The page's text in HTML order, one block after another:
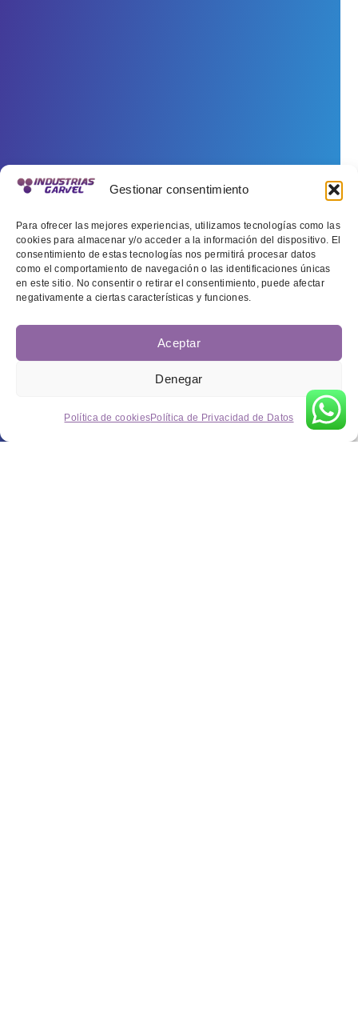
Gestionar consentimiento
Para ofrecer las mejores experiencias, utilizamos tecnologías como las
cookies para almacenar y/o acceder a la información del dispositivo. El
consentimiento de estas tecnologías nos permitirá procesar datos
como el comportamiento de navegación o las identificaciones únicas
en este sitio. No consentir o retirar el consentimiento, puede afectar
negativamente a ciertas características y funciones.
Aceptar
Denegar
Política de cookiesPolítica de Privacidad de Datos